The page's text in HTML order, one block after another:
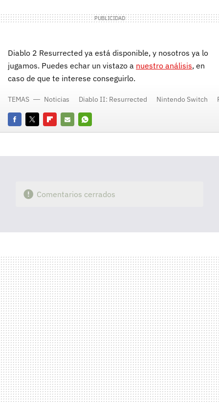
Diablo 2 Resurrected ya está disponible, y nosotros ya lo
jugamos. Puedes echar un vistazo a nuestro análisis, en
caso de que te interese conseguirlo.
FacebookTwitterFlipboard
E-
Whatsapp
TEMAS Noticias Diablo II: Resurrected Nintendo Switch
Comentarios cerrados